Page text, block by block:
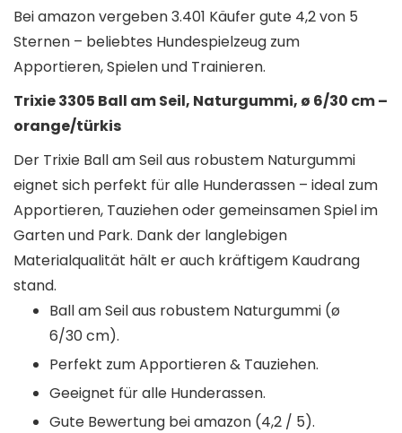
Bei amazon vergeben 3.401 Käufer gute 4,2 von 5
Sternen – beliebtes Hundespielzeug zum
Apportieren, Spielen und Trainieren.
Trixie 3305 Ball am Seil, Naturgummi, ø 6/30 cm –
orange/türkis
Der Trixie Ball am Seil aus robustem Naturgummi
eignet sich perfekt für alle Hunderassen – ideal zum
Apportieren, Tauziehen oder gemeinsamen Spiel im
Garten und Park. Dank der langlebigen
Materialqualität hält er auch kräftigem Kaudrang
stand.
Ball am Seil aus robustem Naturgummi (ø
6/30 cm).
Perfekt zum Apportieren & Tauziehen.
Geeignet für alle Hunderassen.
Gute Bewertung bei amazon (4,2 / 5).